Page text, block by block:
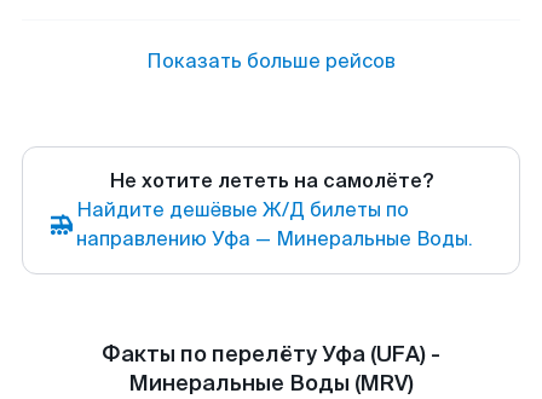
Показать больше рейсов
Не хотите лететь на самолёте?
Найдите дешёвые Ж/Д билеты по
направлению Уфа — Минеральные Воды.
Факты по перелёту Уфа (UFA) -
Минеральные Воды (MRV)